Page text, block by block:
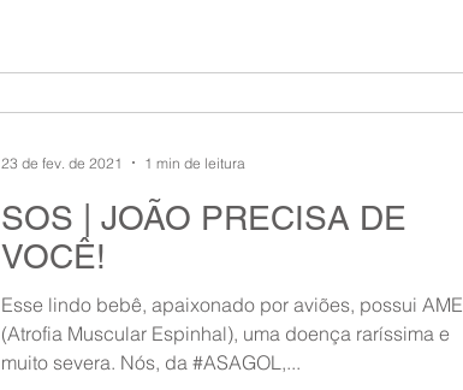
SOS | JOÃO PRECISA DE
VOCÊ!
Esse lindo bebê, apaixonado por aviões, possui AME
(Atrofia Muscular Espinhal), uma doença raríssima e
muito severa. Nós, da #ASAGOL,...
23 de fev. de 2021 1 min de leitura